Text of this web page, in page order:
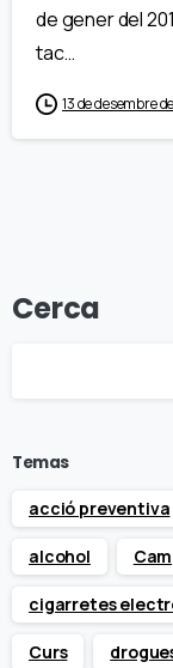
de gener del
tac…
13 de desembre
Cerca
Temas
acció preventiva
alcohol
cigarretes
Curs